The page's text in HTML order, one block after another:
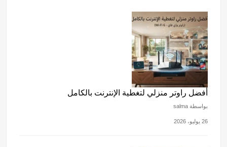
أفضل راوتر منزلي لتغطية الإنترنت بالكامل
بواسطة salma
26 يوليو، 2026